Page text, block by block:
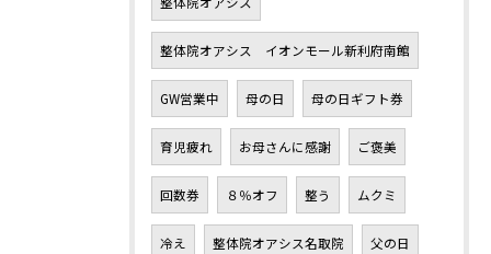
整体院オアシス イオンモール新利府南館
GW営業中 母の日 母の日ギフト券
育児疲れ お母さんに感謝 ご褒美
回数券 ８％オフ 整う ムクミ
冷え 整体院オアシス名取院 父の日